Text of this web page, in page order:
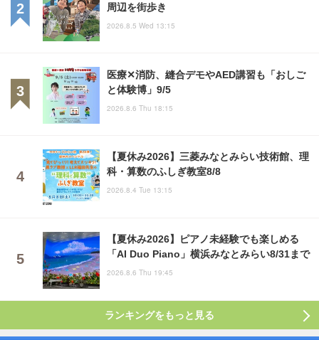
周辺を街歩き
2026.8.5 Wed 13:15
医療✕消防、縫合デモやAED講習も「おしご
と体験博」9/5
2026.8.6 Thu 18:15
【夏休み2026】三菱みなとみらい技術館、理
科・算数のふしぎ教室8/8
2026.8.4 Tue 13:15
【夏休み2026】ピアノ未経験でも楽しめる
「AI Duo Piano」横浜みなとみらい8/31まで
2026.8.6 Thu 19:45
ランキングをもっと見る